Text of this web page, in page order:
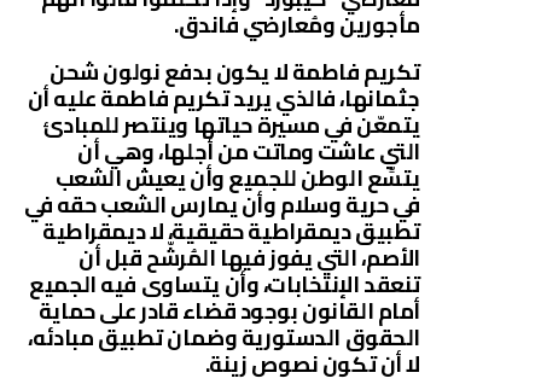
مأجورين ومُعارضي فاندق.
تكريم فاطمة لا يكون بدفع نولون شحن
جثمانها، فالذي يريد تكريم فاطمة عليه أن
يتمعّن في مسيرة حياتها وينتصر للمبادئ
التي عاشت وماتت من أجلها، وهي أن
يتسِّع الوطن للجميع وأن يعيش الشعب
في حرية وسلام وأن يمارس الشعب حقه في
تطبيق ديمقراطية حقيقية، لا ديمقراطية
الأصم، التي يفوز فيها المُرشّح قبل أن
تنعقد الإنتخابات، وأن يتساوى فيه الجميع
أمام القانون بوجود قضاء قادر على حماية
الحقوق الدستورية وضمان تطبيق مبادئه،
لا أن تكون نصوص زينة.